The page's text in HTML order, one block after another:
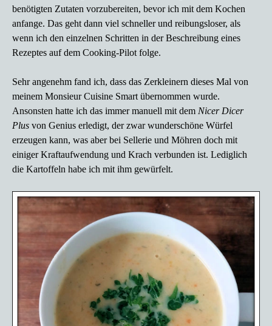
benötigten Zutaten vorzubereiten, bevor ich mit dem Kochen
anfange. Das geht dann viel schneller und reibungsloser, als
wenn ich den einzelnen Schritten in der Beschreibung eines
Rezeptes auf dem Cooking-Pilot folge.
Sehr angenehm fand ich, dass das Zerkleinern dieses Mal von
meinem Monsieur Cuisine Smart übernommen wurde.
Ansonsten hatte ich das immer manuell mit dem Nicer Dicer
Plus von Genius erledigt, der zwar wunderschöne Würfel
erzeugen kann, was aber bei Sellerie und Möhren doch mit
einiger Kraftaufwendung und Krach verbunden ist. Lediglich
die Kartoffeln habe ich mit ihm gewürfelt.